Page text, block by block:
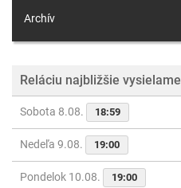
Archív
Reláciu najbližšie vysielame
Sobota 8.08. 18:59
Nedeľa 9.08. 19:00
Pondelok 10.08. 19:00